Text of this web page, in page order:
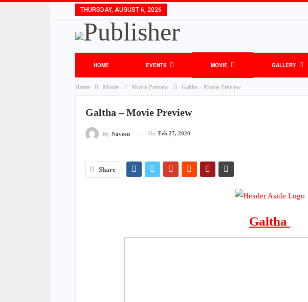
THURSDAY, AUGUST 6, 2026
HOME EVENTS MOVIE GALLERY
Home Movie Movie Preview Galtha – Movie Preview
Galtha – Movie Preview
By Naveen On Feb 27, 2020
Share
Galtha